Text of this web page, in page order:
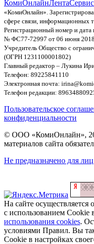
КомиОнлайнЛента
«КомиОнлайн».
сфере связи, информационных
Регистрационный номер и
№ ФС77-72997 от 06 июня
Учредитель Общество с
(ОГРН 1231100001802)
Главный редактор – Лукина
Телефон: 89225841110
Электронная почта:
Телефон редакции:
Пользовательское
конфиденциальности
© ООО «КомиОнлайн»,
материалов сайта
Не предназначено для
На сайте осуществляется
с использованием Cookie
использования cookies.
условиями Правил. Вы
Cookie в настройках